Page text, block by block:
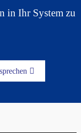
in Ihr System zu